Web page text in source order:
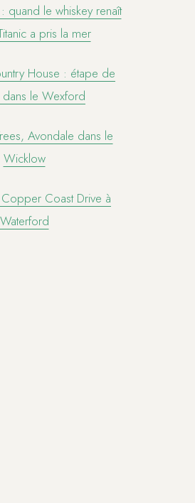
quand le whiskey renaît
a pris la mer
House : étape de
dans le Wexford
Avondale dans le
Wicklow
Coast Drive à
Waterford